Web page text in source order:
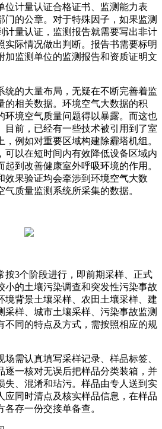
位计量认证合格证书、监测能力表
门的公章。对于特殊因子，如果监测
计量认证，监测报告就需要写出非计
实际情况做出判断。报告书需要标明
加监测单位的监测报告和资质证明文
统的大量布局，无疑在不断完善着监
的相关数据。环境空气大数据的积
环境空气质量问题得以暴露。而这也
目前，已经有一些技术被引用到了室
例如对重要区域构建除霾塔机组。
可以在短时间内有效降低设备区域内
到改善健康室外呼吸环境的作用。
效果验证均会牵涉到环境空气大数
质量监测系统所采集的数据。
按3个阶段进行，即前期采样、正式
小的土壤污染调查和突发性污染事故
境背景土壤采样、农田土壤采样、建
采样、城市土壤采样、污染事故监测
不同的特点及方式，需按照相应的规
需认真填写采样记录、样品标签、
逐一核对无误后把样品分类装箱，并
失、混淆和玷污。样品由专人送到实
应同时清点及核实样品信息，在样品
存一份交接单备查。